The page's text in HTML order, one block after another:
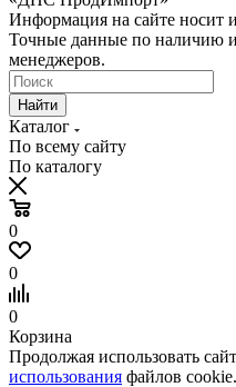
Информация на сайте носит
Точные данные по наличию
менеджеров.
Найти
Каталог
По всему сайту
По каталогу
0
0
0
Корзина
Продолжая использовать
использования файлов cookie.